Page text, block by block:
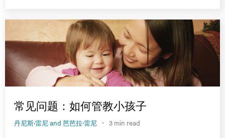
常见问题：如何管教小孩子
丹尼斯·雷尼 and 芭芭拉·雷尼 · 3 min read